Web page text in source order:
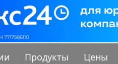
Продукты Цены